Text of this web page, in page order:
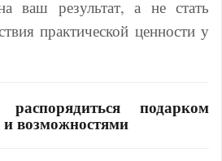
ваш результат, а не стать
практической ценности у
подарком
возможностями